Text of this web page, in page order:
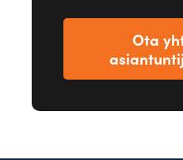
Ota